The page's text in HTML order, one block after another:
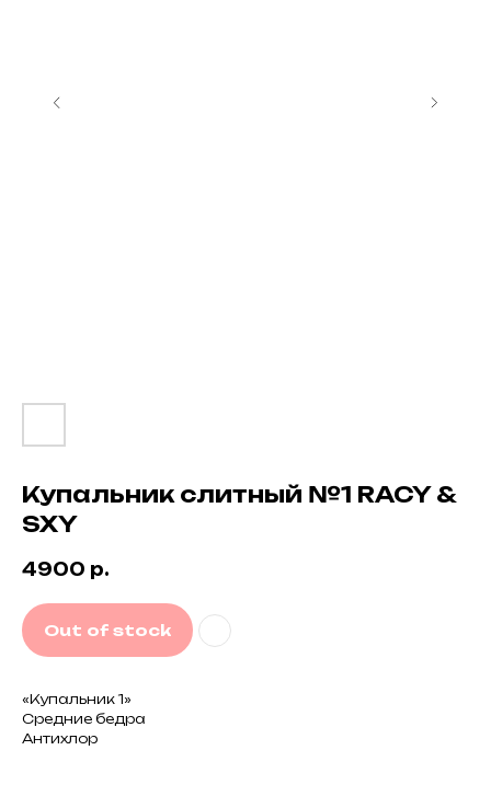
Купальник слитный №1 RACY &
SXY
4900 р.
Out of stock
«Купальник 1»
Средние бедра
Антихлор
Вам так же может понравиться